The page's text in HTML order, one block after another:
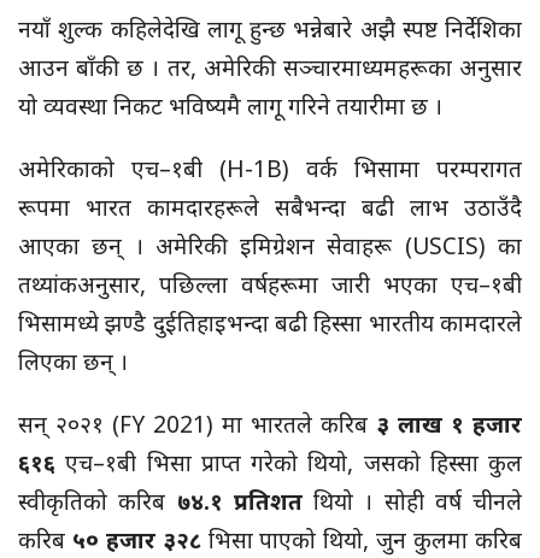
नयाँ शुल्क कहिलेदेखि लागू हुन्छ भन्नेबारे अझै स्पष्ट निर्देशिका
आउन बाँकी छ । तर, अमेरिकी सञ्चारमाध्यमहरूका अनुसार
यो व्यवस्था निकट भविष्यमै लागू गरिने तयारीमा छ ।
अमेरिकाको एच–१बी (H-1B) वर्क भिसामा परम्परागत
रूपमा भारत कामदारहरूले सबैभन्दा बढी लाभ उठाउँदै
आएका छन् । अमेरिकी इमिग्रेशन सेवाहरू (USCIS) का
तथ्यांकअनुसार, पछिल्ला वर्षहरूमा जारी भएका एच–१बी
भिसामध्ये झण्डै दुईतिहाइभन्दा बढी हिस्सा भारतीय कामदारले
लिएका छन् ।
सन् २०२१ (FY 2021) मा भारतले करिब ३ लाख १ हजार
६१६ एच–१बी भिसा प्राप्त गरेको थियो, जसको हिस्सा कुल
स्वीकृतिको करिब ७४.१ प्रतिशतथियो । सोही वर्ष चीनले
करिब ५० हजार ३२८भिसा पाएको थियो, जुन कुलमा करिब